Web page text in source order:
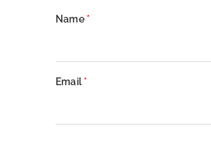
Name *
Email*